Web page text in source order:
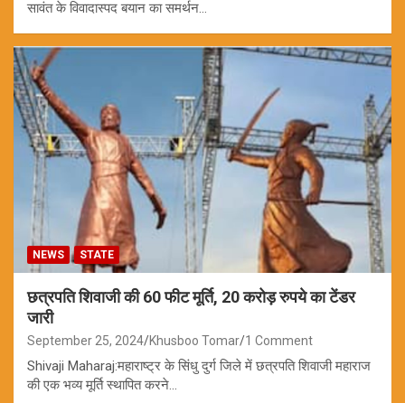
सावंत के विवादास्पद बयान का समर्थन…
NEWS STATE
छत्रपति शिवाजी की 60 फीट मूर्ति, 20 करोड़ रुपये का टेंडर
जारी
September 25, 2024 Khusboo Tomar 1 Comment
Shivaji Maharaj:महाराष्ट्र के सिंधु दुर्ग जिले में छत्रपति शिवाजी महाराज
की एक भव्य मूर्ति स्थापित करने…